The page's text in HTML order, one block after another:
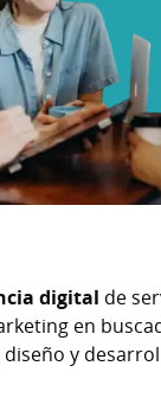
digital de
en
y